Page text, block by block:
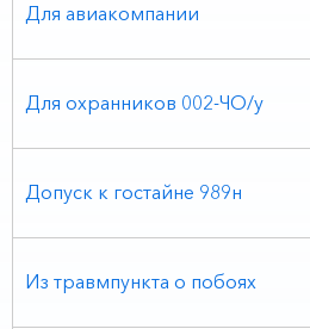
Для авиакомпании
Для охранников 002-ЧО/у
Допуск к гостайне 989н
Из травмпункта о побоях